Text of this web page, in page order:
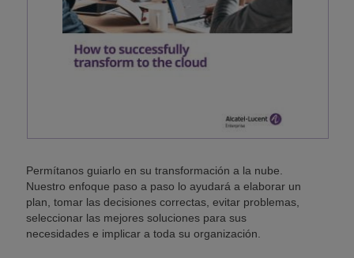
Permítanos guiarlo en su transformación a la nube.
Nuestro enfoque paso a paso lo ayudará a elaborar un
plan, tomar las decisiones correctas, evitar problemas,
seleccionar las mejores soluciones para sus
necesidades e implicar a toda su organización.